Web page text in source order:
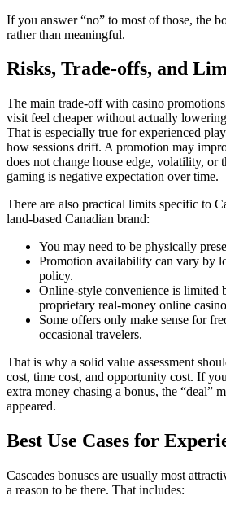
If you answer “no” to most of those, the
rather than meaningful.
Risks, Trade-offs, and
The main trade-off with casino
visit feel cheaper without actually
That is especially true for experienced
how sessions drift. A promotion may
does not change house edge, volatility, or
gaming is negative expectation over time.
There are also practical limits specific to
land-based Canadian brand:
You may need to be physically
Promotion availability can vary by
policy.
Online-style convenience is limited
proprietary real-money online
Some offers only make sense for
occasional travelers.
That is why a solid value assessment
cost, time cost, and opportunity cost. If
extra money chasing a bonus, the “deal”
appeared.
Best Use Cases for
Cascades bonuses are usually most
a reason to be there. That includes: